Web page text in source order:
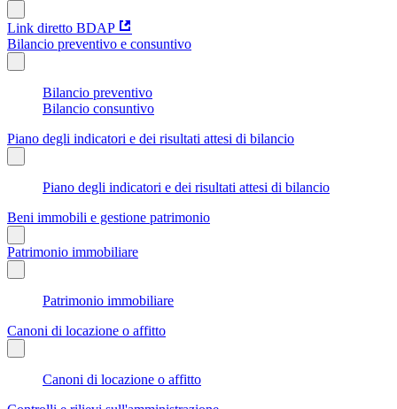
Link diretto BDAP
Bilancio preventivo e consuntivo
Bilancio preventivo
Bilancio consuntivo
Piano degli indicatori e dei risultati attesi di bilancio
Piano degli indicatori e dei risultati attesi di bilancio
Beni immobili e gestione patrimonio
Patrimonio immobiliare
Patrimonio immobiliare
Canoni di locazione o affitto
Canoni di locazione o affitto